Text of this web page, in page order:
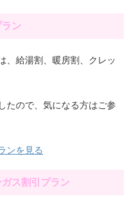
ン
、給湯割、暖房割、クレッ
たので、気になる方はご参
ンを見る
ス割引プラン